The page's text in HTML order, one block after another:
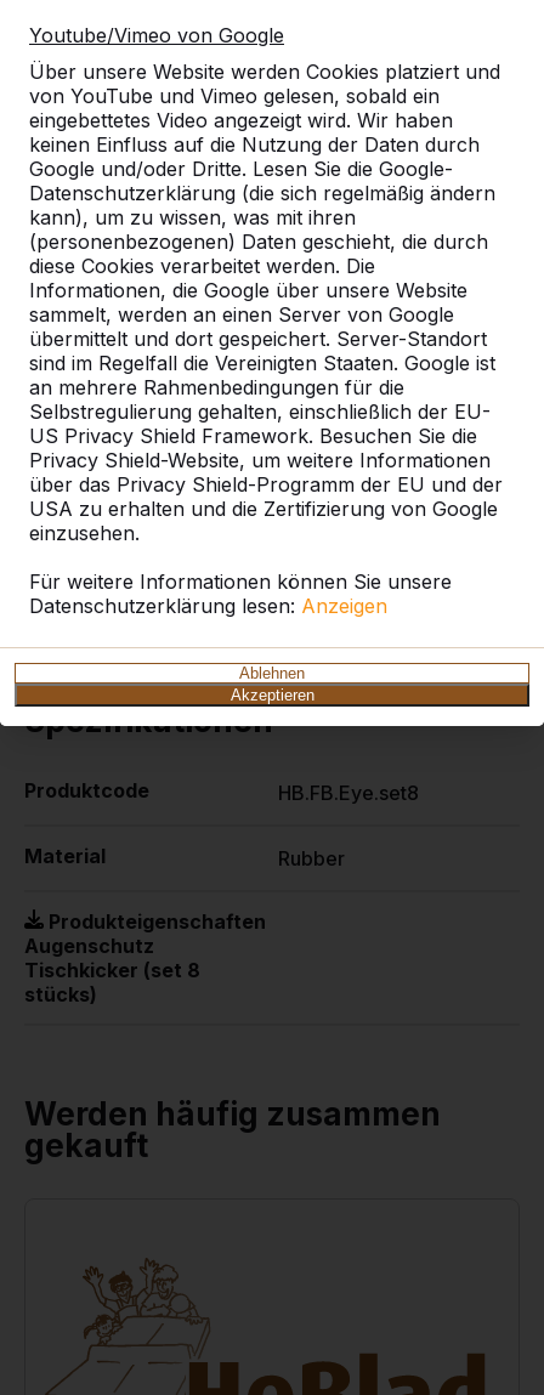
Youtube/Vimeo von Google
Über unsere Website werden Cookies platziert und
von YouTube und Vimeo gelesen, sobald ein
eingebettetes Video angezeigt wird. Wir haben
keinen Einfluss auf die Nutzung der Daten durch
Google und/oder Dritte. Lesen Sie die Google-
Datenschutzerklärung (die sich regelmäßig ändern
kann), um zu wissen, was mit ihren
(personenbezogenen) Daten geschieht, die durch
diese Cookies verarbeitet werden. Die
Informationen, die Google über unsere Website
sammelt, werden an einen Server von Google
übermittelt und dort gespeichert. Server-Standort
sind im Regelfall die Vereinigten Staaten. Google ist
an mehrere Rahmenbedingungen für die
Selbstregulierung gehalten, einschließlich der EU-
US Privacy Shield Framework. Besuchen Sie die
Privacy Shield-Website, um weitere Informationen
über das Privacy Shield-Programm der EU und der
USA zu erhalten und die Zertifizierung von Google
einzusehen.
Für weitere Informationen können Sie unsere
Datenschutzerklärung lesen: Anzeigen
Ablehnen
Akzeptieren
berechnet. Das Paket wird nach Eingang der Zahlung
versendet.
Augenschutz Tischkicker
(set 8 stücks)
Diese Gummikappen sorgen unter anderem dafür,
dass kleinere Kinder nicht in Gefahr sind,
Augenschäden zu erleiden, wenn sie sich in
unmittelbarer Nähe des Fußballtisches befinden, auf
dem gerade gespielt wird. Sicherheit vor allem!
Sicherheit vor allem!
Diese Kappen sind Standard auf dem HeBlad-
Fußballtisch. Diese Augenschützer können aber
auch mit anderen Fußballtischen verwendet werden,
solange der Durchmesser der Stangen 16 mm
beträgt.
Bestellung bei uns eingeht, wird Ihnen das Paket
innerhalb von 2 Werktagen zugesandt.
Spezifikationen
Produktcode HB.FB.Eye.set8
Material Rubber
Produkteigenschaften
Augenschutz
Tischkicker (set 8
stücks)
Werden häufig zusammen
gekauft